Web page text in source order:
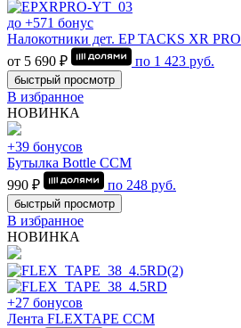
до +571 бонус
Налокотники дет. EP TACKS XR PRO
от 5 690 ₽
по 1 423 руб.
быстрый просмотр
В избранное
НОВИНКА
+39 бонусов
Бутылка Bottle CCM
990 ₽
по 248 руб.
быстрый просмотр
В избранное
НОВИНКА
+27 бонусов
Лента FLEXTAPE CCM